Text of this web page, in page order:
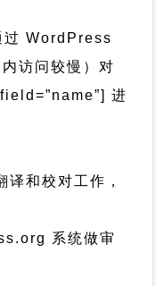
过WordPress
访问较慢）对
进
和校对工作，
系统做审